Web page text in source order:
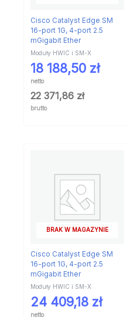
Cisco Catalyst Edge SM
16-port 1G, 4-port 2.5
mGigabit Ether
Moduły HWIC i SM-X
18 188,50 zł
netto
22 371,86 zł
brutto
BRAK W MAGAZYNIE
Cisco Catalyst Edge SM
16-port 1G, 4-port 2.5
mGigabit Ether
Moduły HWIC i SM-X
24 409,18 zł
netto